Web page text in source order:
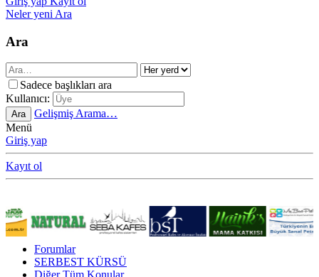
Neler yeni Ara
Ara
Sadece başlıkları ara
Kullanıcı:
Ara
Gelişmiş Arama…
Menü
Giriş yap
Kayıt ol
Forumlar
SERBEST KÜRSÜ
Diğer Tüm Konular